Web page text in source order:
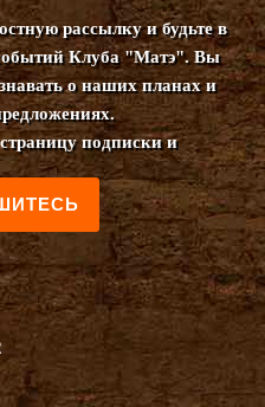
рассылку и будьте в
Клуба "Матэ". Вы
о наших планах и
подписки и